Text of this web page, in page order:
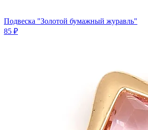
Подвеска "Золотой бумажный журавль"
85 ₽